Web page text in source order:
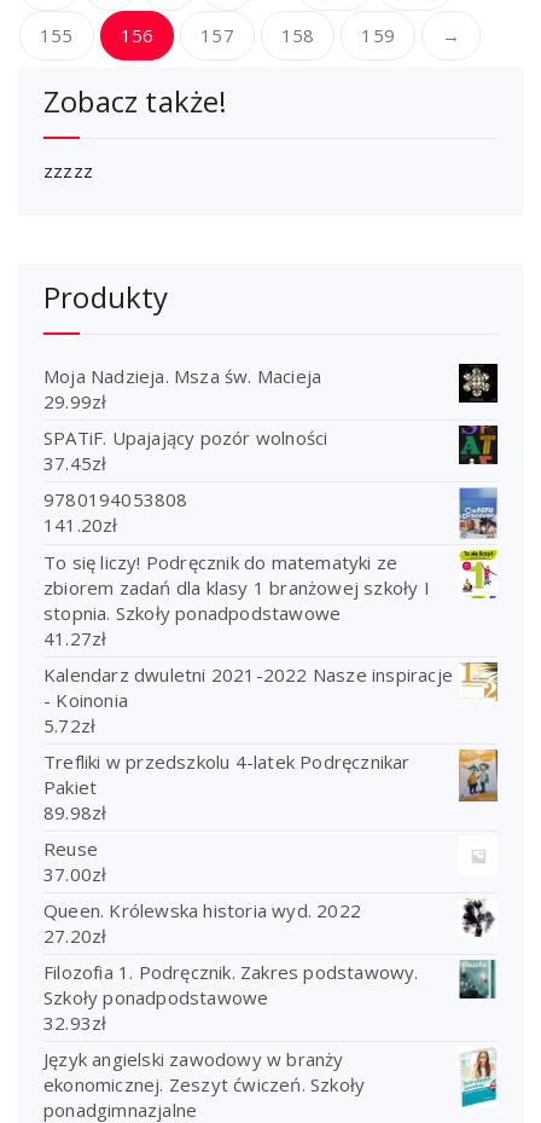
155 156 157 158 159 →
Zobacz także!
zzzzz
Produkty
Moja Nadzieja. Msza św. Macieja
29.99zł
SPATiF. Upajający pozór wolności
37.45zł
9780194053808
141.20zł
To się liczy! Podręcznik do matematyki ze
zbiorem zadań dla klasy 1 branżowej szkoły I
stopnia. Szkoły ponadpodstawowe
41.27zł
Kalendarz dwuletni 2021-2022 Nasze inspiracje
- Koinonia
5.72zł
Trefliki w przedszkolu 4-latek Podręcznikar
Pakiet
89.98zł
Reuse
37.00zł
Queen. Królewska historia wyd. 2022
27.20zł
Filozofia 1. Podręcznik. Zakres podstawowy.
Szkoły ponadpodstawowe
32.93zł
Język angielski zawodowy w branży
ekonomicznej. Zeszyt ćwiczeń. Szkoły
ponadgimnazjalne